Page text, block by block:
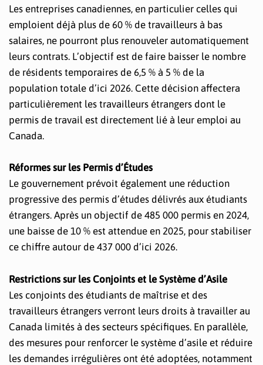
Les entreprises canadiennes, en particulier celles qui
emploient déjà plus de 60 % de travailleurs à bas
salaires, ne pourront plus renouveler automatiquement
leurs contrats. L’objectif est de faire baisser le nombre
de résidents temporaires de 6,5 % à 5 % de la
population totale d’ici 2026. Cette décision affectera
particulièrement les travailleurs étrangers dont le
permis de travail est directement lié à leur emploi au
Canada.
Réformes sur les Permis d’Études
Le gouvernement prévoit également une réduction
progressive des permis d’études délivrés aux étudiants
étrangers. Après un objectif de 485 000 permis en 2024,
une baisse de 10 % est attendue en 2025, pour stabiliser
ce chiffre autour de 437 000 d’ici 2026.
Restrictions sur les Conjoints et le Système d’Asile
Les conjoints des étudiants de maîtrise et des
travailleurs étrangers verront leurs droits à travailler au
Canada limités à des secteurs spécifiques. En parallèle,
des mesures pour renforcer le système d’asile et réduire
les demandes irrégulières ont été adoptées, notamment